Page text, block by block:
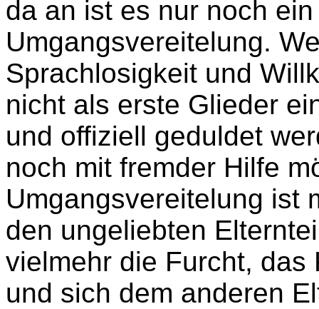
da an ist es nur noch
Umgangsvereitelung.
Sprachlosigkeit und
nicht als erste Glieder
und offiziell geduldet
noch mit fremder Hilfe
Umgangsvereitelung ist
den ungeliebten
vielmehr die Furcht, das
und sich dem anderen